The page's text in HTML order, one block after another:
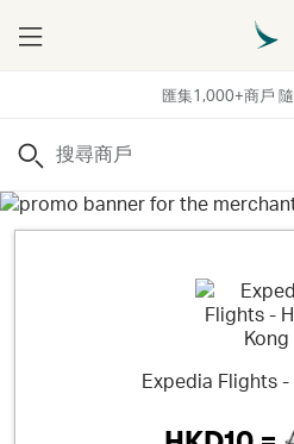
匯集1,000+商戶
Menu
搜尋
Expedia Flights